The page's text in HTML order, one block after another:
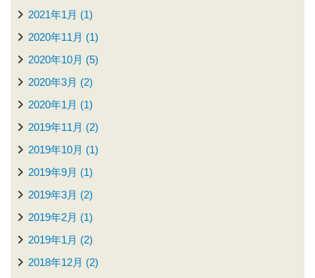
2021年1月 (1)
2020年11月 (1)
2020年10月 (5)
2020年3月 (2)
2020年1月 (1)
2019年11月 (2)
2019年10月 (1)
2019年9月 (1)
2019年3月 (2)
2019年2月 (1)
2019年1月 (2)
2018年12月 (2)